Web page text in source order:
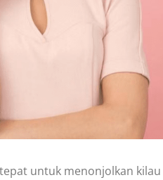
untuk menonjolkan